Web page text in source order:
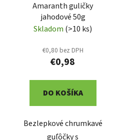
Amaranth guličky
jahodové 50g
Skladom (>10 ks)
€0,80 bez DPH
€0,98
DO KOŠÍKA
Bezlepkové chrumkavé
guľôčky s